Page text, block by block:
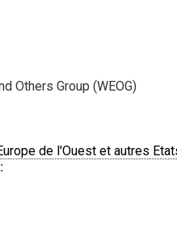
Others Group (WEOG)
de l'Ouest et autres